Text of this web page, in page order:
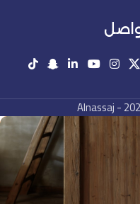
Alnassaj -